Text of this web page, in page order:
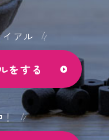
アル
をする
！